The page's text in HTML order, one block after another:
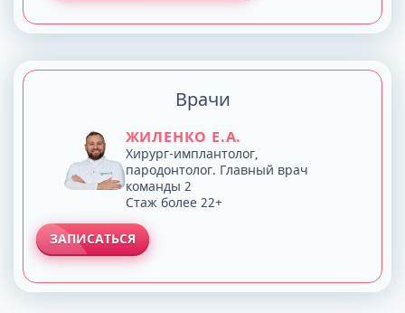
Врачи
ЖИЛЕНКО Е.А.
Хирург-имплантолог,
пародонтолог. Главный врач
команды 2
Стаж более 22+
ЗАПИСАТЬСЯ